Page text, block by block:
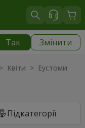
Так Змінити
> Квіти > Еустоми
Підкатегорії